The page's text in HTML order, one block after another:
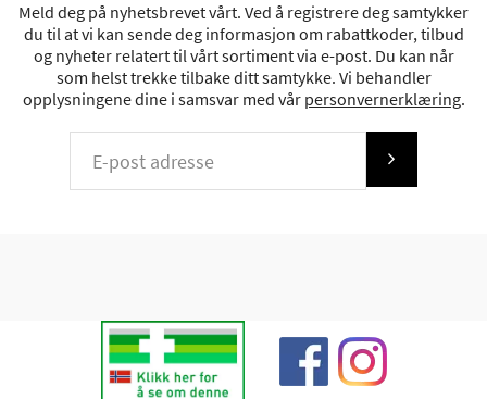
Meld deg på nyhetsbrevet vårt. Ved å registrere deg samtykker
du til at vi kan sende deg informasjon om rabattkoder, tilbud
og nyheter relatert til vårt sortiment via e-post. Du kan når
som helst trekke tilbake ditt samtykke. Vi behandler
opplysningene dine i samsvar med vår personvernerklæring.